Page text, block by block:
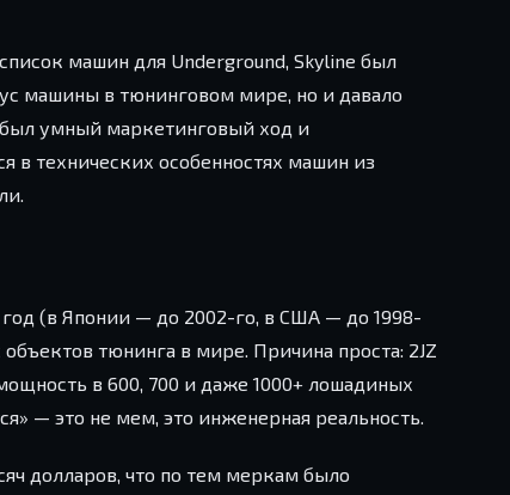
машин для Underground, Skyline был
машины в тюнинговом мире, но и давало
был умный маркетинговый ход и
в технических особенностях машин из
год (в Японии — до 2002-го, в США — до 1998-
тюнинга в мире. Причина проста: 2JZ
в 600, 700 и даже 1000+ лошадиных
— это не мем, это инженерная реальность.
долларов, что по тем меркам было